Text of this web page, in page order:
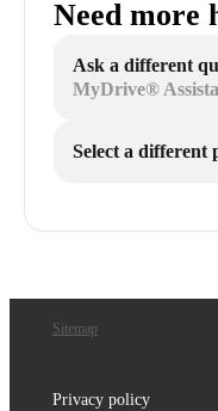
Need more
Ask a different
MyDrive®
Select a different
Sitemap
Privacy policy